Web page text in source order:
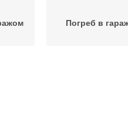
Погреб в